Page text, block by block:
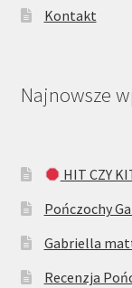
Kontakt
Najnowsze
HIT CZY
Pończochy
Gabriella
Recenzja